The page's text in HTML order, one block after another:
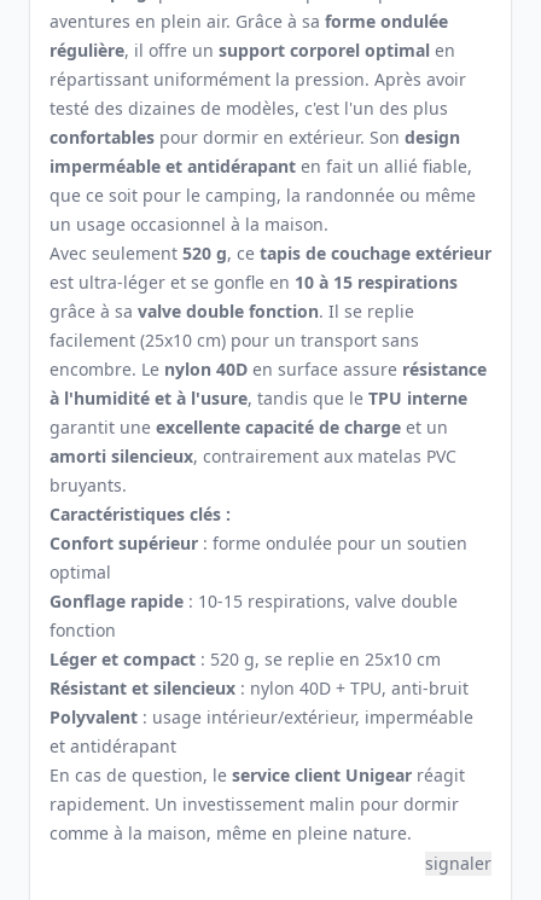
aventures en plein air. Grâce à sa forme ondulée
régulière, il offre un support corporel optimal en
répartissant uniformément la pression. Après avoir
testé des dizaines de modèles, c'est l'un des plus
confortables pour dormir en extérieur. Son design
imperméable et antidérapant en fait un allié fiable,
que ce soit pour le camping, la randonnée ou même
un usage occasionnel à la maison.
Avec seulement 520 g, ce tapis de couchage extérieur
est ultra-léger et se gonfle en 10 à 15 respirations
grâce à sa valve double fonction. Il se replie
facilement (25x10 cm) pour un transport sans
encombre. Le nylon 40D en surface assure résistance
à l'humidité et à l'usure, tandis que le TPU interne
garantit une excellente capacité de charge et un
amorti silencieux, contrairement aux matelas PVC
bruyants.
Caractéristiques clés :
Confort supérieur : forme ondulée pour un soutien
optimal
Gonflage rapide : 10-15 respirations, valve double
fonction
Léger et compact : 520 g, se replie en 25x10 cm
Résistant et silencieux : nylon 40D + TPU, anti-bruit
Polyvalent : usage intérieur/extérieur, imperméable
et antidérapant
En cas de question, le service client Unigear réagit
rapidement. Un investissement malin pour dormir
comme à la maison, même en pleine nature.
signaler